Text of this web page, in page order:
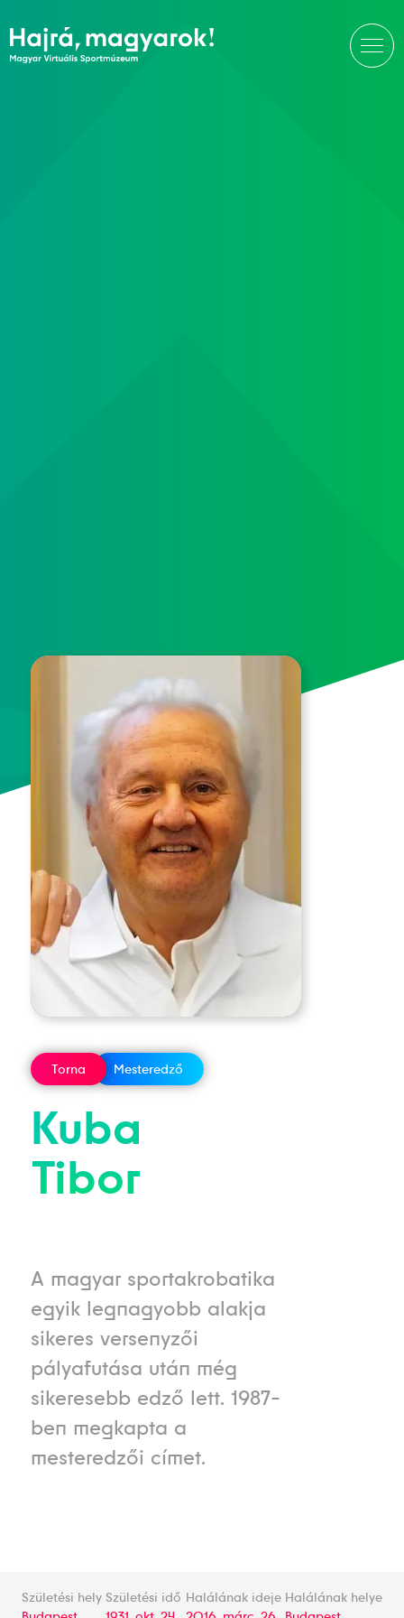
Torna Mesteredző
Kuba
Tibor
A magyar sportakrobatika
egyik legnagyobb alakja
sikeres versenyzői
pályafutása után még
sikeresebb edző lett. 1987-
ben megkapta a
mesteredzői címet.
Születési hely Születési idő Halálának ideje Halálának helye